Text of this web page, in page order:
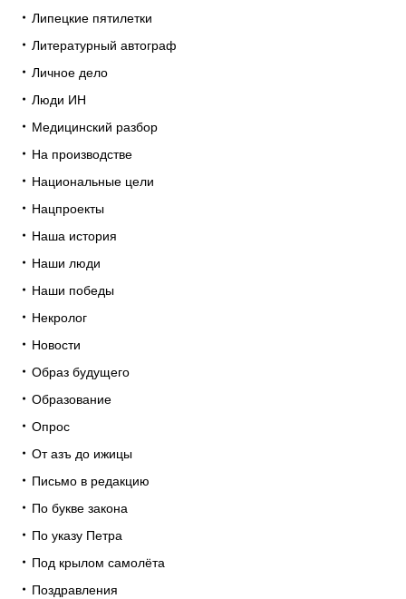
Липецкие пятилетки
Литературный автограф
Личное дело
Люди ИН
Медицинский разбор
На производстве
Национальные цели
Нацпроекты
Наша история
Наши люди
Наши победы
Некролог
Новости
Образ будущего
Образование
Опрос
От азъ до ижицы
Письмо в редакцию
По букве закона
По указу Петра
Под крылом самолёта
Поздравления